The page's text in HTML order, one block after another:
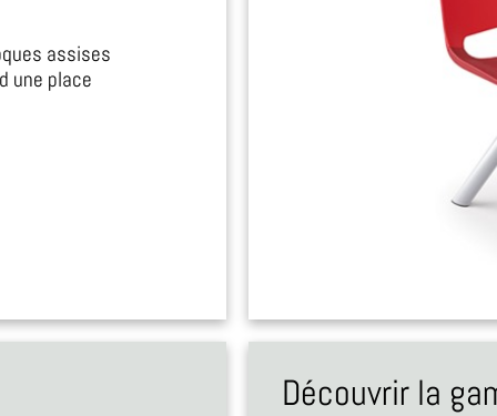
assises
une place
Découvrir la